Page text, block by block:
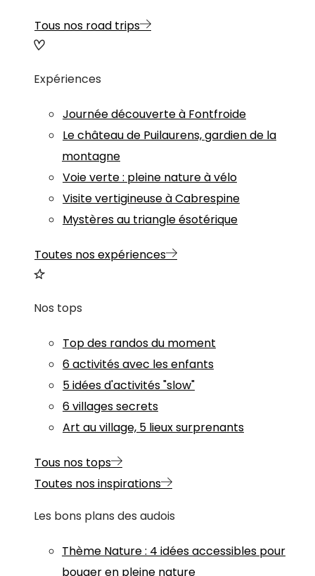
Tous nos road trips
Expériences
Journée découverte à Fontfroide
Le château de Puilaurens, gardien de la
montagne
Voie verte : pleine nature à vélo
Visite vertigineuse à Cabrespine
Mystères au triangle ésotérique
Toutes nos expériences
Nos tops
Top des randos du moment
6 activités avec les enfants
5 idées d'activités "slow"
6 villages secrets
Art au village, 5 lieux surprenants
Tous nos tops
Toutes nos inspirations
Les bons plans des audois
Thème Nature: 4 idées accessibles pour
bouger en pleine nature